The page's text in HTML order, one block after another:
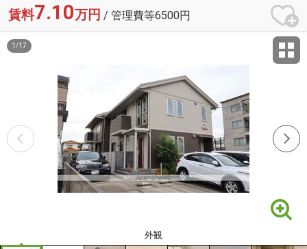
賃料7.10万円 / 管理費等6500円
外観
1 /17